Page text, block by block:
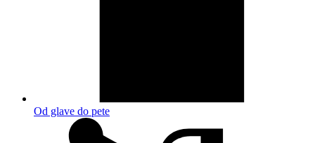
Od glave do pete